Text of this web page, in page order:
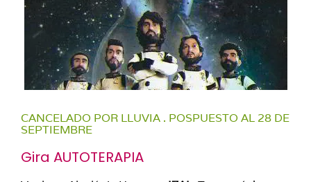
CANCELADO POR LLUVIA . POSPUESTO AL 28 DE
SEPTIEMBRE
Gira AUTOTERAPIA